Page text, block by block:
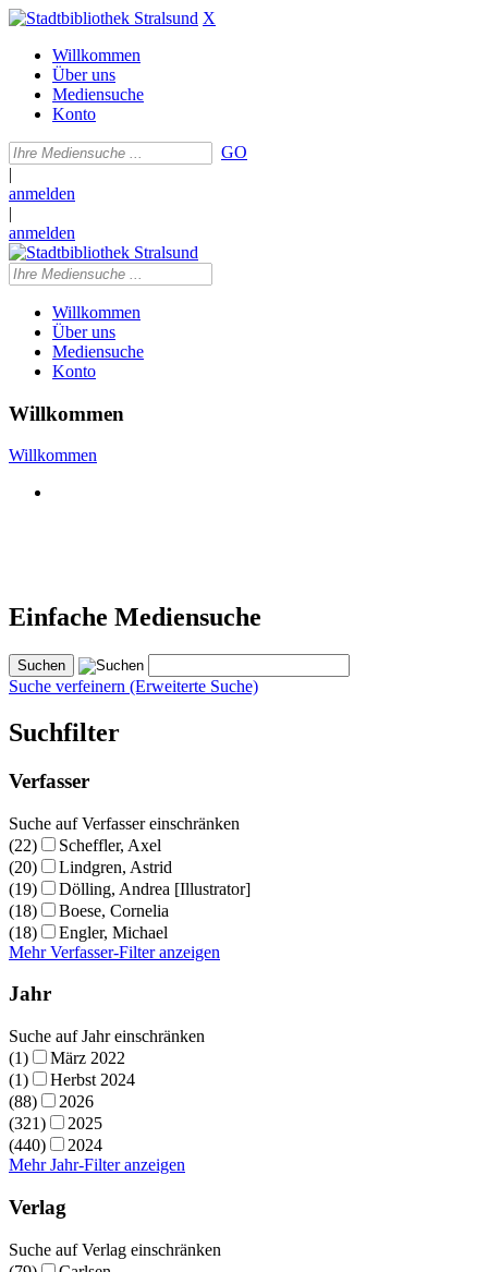
X
Willkommen
Über uns
Mediensuche
Konto
GO
|
anmelden
|
anmelden
Willkommen
Über uns
Mediensuche
Konto
Willkommen
Willkommen
Einfache Mediensuche
Suche verfeinern (Erweiterte Suche)
Suchfilter
Verfasser
Suche auf Verfasser einschränken
(22)
Scheffler, Axel
(20)
Lindgren, Astrid
(19)
Dölling, Andrea [Illustrator]
(18)
Boese, Cornelia
(18)
Engler, Michael
Mehr Verfasser-Filter anzeigen
Jahr
Suche auf Jahr einschränken
(1)
März 2022
(1)
Herbst 2024
(88)
2026
(321)
2025
(440)
2024
Mehr Jahr-Filter anzeigen
Verlag
Suche auf Verlag einschränken